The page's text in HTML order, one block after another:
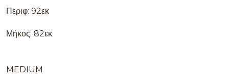
Περιφ: 92εκ
Μήκος: 82εκ
MEDIUM